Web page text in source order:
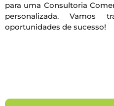
para uma Consultoria
personalizada. Vamos
oportunidades de sucesso!